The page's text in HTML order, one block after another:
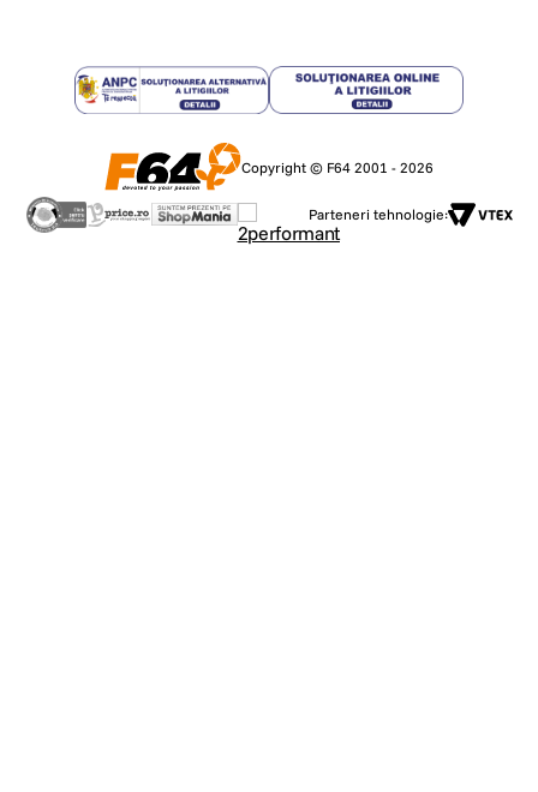
Copyright © F64 2001 - 2026
Parteneri tehnologie: